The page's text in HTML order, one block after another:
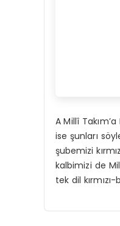
A Millî
ise şunları
şubemizi
kalbimizi de
tek dil kırmızı-